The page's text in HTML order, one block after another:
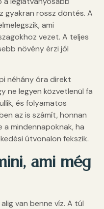
gyakran rossz döntés. A
ami
vezet. A teljes
növény érzi jól
néhány óra direkt
ne legyen közvetlenül fa
és folyamatos
az is számít, honnan
mindennapoknak, ha
útvonalon fekszik.
ami még
van benne víz. A túl